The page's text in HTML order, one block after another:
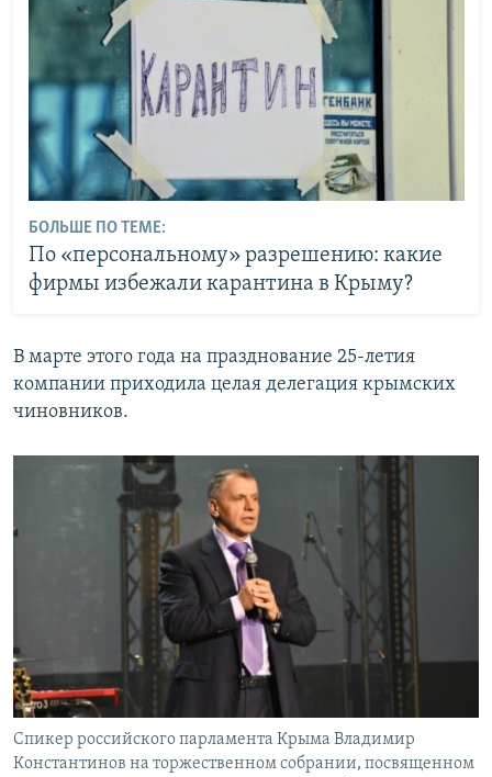
БОЛЬШЕ ПО ТЕМЕ:
По «персональному» разрешению: какие
фирмы избежали карантина в Крыму?
В марте этого года на празднование 25-летия
компании приходила целая делегация крымских
чиновников.
Спикер российского парламента Крыма Владимир
Константинов на торжественном собрании, посвященном